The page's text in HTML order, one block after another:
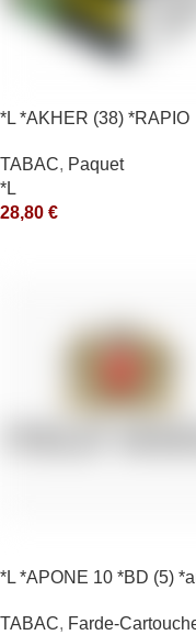
*L *AKHER (38) *RAPIO
TABAC, Paquet
*L
28,80 €
*L *APONE 10 *BD (5)
TABAC, Farde-